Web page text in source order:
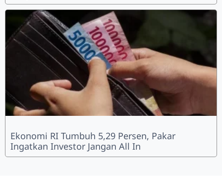
Ekonomi RI Tumbuh 5,29 Persen, Pakar
Ingatkan Investor Jangan All In